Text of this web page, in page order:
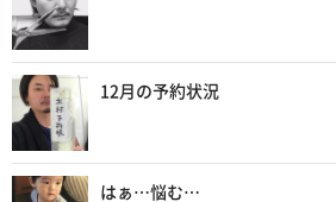
12月の予約状況
はぁ…悩む…